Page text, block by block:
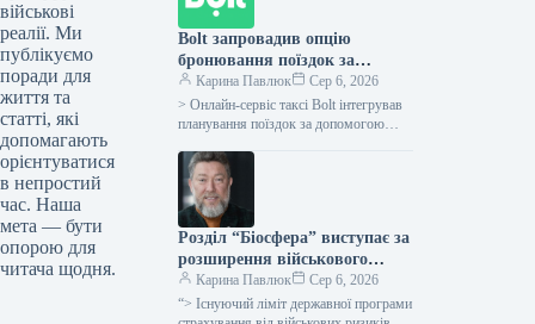
військові
реалії. Ми
публікуємо
поради для
життя та
статті, які
допомагають
орієнтуватися
в непростий
час. Наша
мета — бути
опорою для
читача щодня.
Bolt запровадив опцію
бронювання поїздок за
допомогою ChatGPT у всіх
країнах, де працює компанія.
Карина Павлюк
Сер 6, 2026
> Онлайн-сервіс таксі Bolt інтегрував
планування поїздок за допомогою
присутності, включно з Україною.
Відповідно до…
Розділ “Біосфера” виступає за
розширення військового
страхування на товари та
сировину, а також за
Карина Павлюк
Сер 6, 2026
“> Існуючий ліміт державної програми